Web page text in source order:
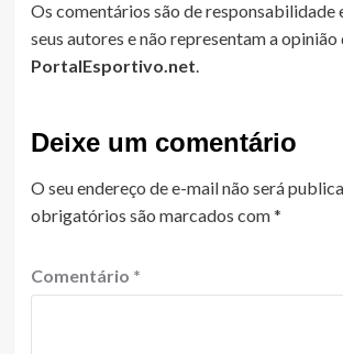
Os comentários são de responsabilidade
seus autores e não representam a opinião
PortalEsportivo.net.
Deixe um comentário
O seu endereço de e-mail não será
obrigatórios são marcados com*
Comentário *